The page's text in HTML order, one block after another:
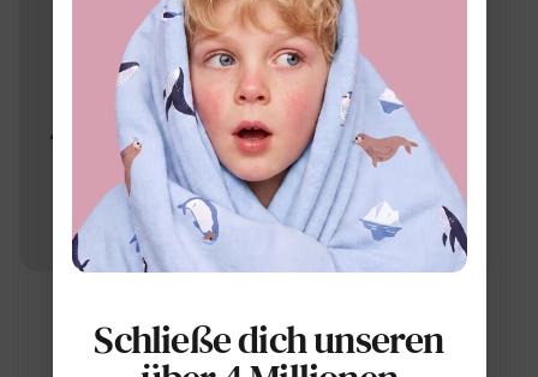
Disney Mickey und
Freunde Mädchen
Disney Mickey und
Freunde
Schließe dich unseren